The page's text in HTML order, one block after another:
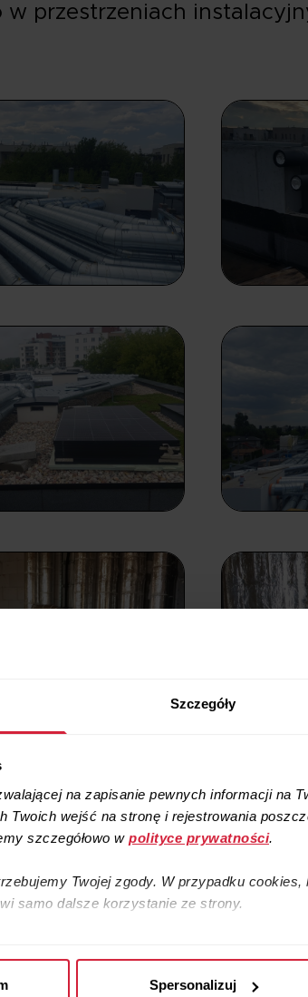
Szczegóły
na zapisanie pewnych informacji na
Twoich wejść na stronę i rejestrowania
szczegółowo w polityce prywatności.
Twojej zgody. W przypadku cookies,
samo dalsze korzystanie ze strony.
twoje dane osobowe. Będziemy je
Spersonalizuj
w przestrzeniach